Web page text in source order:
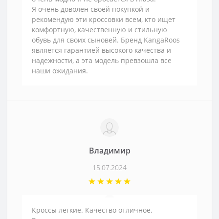
Я очень доволен своей покупкой и
рекомендую эти кроссовки всем, кто ищет
комфортную, качественную и стильную
обувь для своих сыновей. Бренд KangaRoos
является гарантией высокого качества и
надежности, а эта модель превзошла все
наши ожидания.
Владимир
15.07.2024
Кроссы лёгкие. Качество отличное.